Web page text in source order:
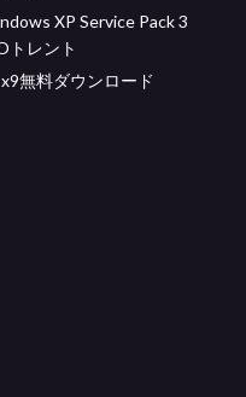
XP Service Pack 3
トレント
無料ダウンロード